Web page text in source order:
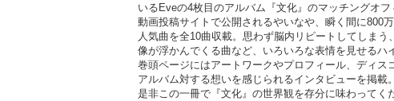
いるEveの4枚目のアルバム『文化』のマッチングオフ
動画投稿サイトで公開されるやいなや、瞬く間に800
人気曲を全10曲収載。思わず脳内リピートしてしま
像が浮かんでくる曲など、いろいろな表情を見せるハ
巻頭ページにはアートワークやプロフィール、ディ
アルバム対する想いを感じられるインタビューを掲載。
是非この一冊で『文化』の世界観を存分に味わってく